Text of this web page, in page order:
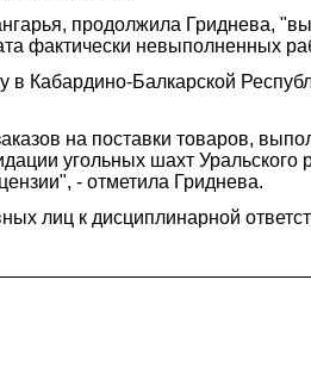
продолжила Гриднева,
фактически невыполненных
Кабардино-Балкарской
на поставки товаров,
угольных шахт
- отметила Гриднева.
лиц к дисциплинарной